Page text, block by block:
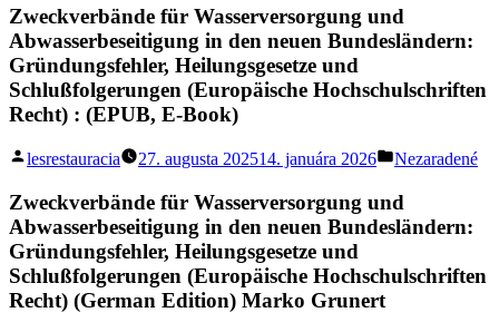
Zweckverbände für Wasserversorgung und
Abwasserbeseitigung in den neuen Bundesländern:
Gründungsfehler, Heilungsgesetze und
Schlußfolgerungen (Europäische Hochschulschriften
Recht) : (EPUB, E-Book)
Posted
lesrestauracia 27. augusta 202514. januára 2026
Posted
Nezaradené
Zweckverbände für Wasserversorgung und
Abwasserbeseitigung in den neuen Bundesländern:
Gründungsfehler, Heilungsgesetze und
Schlußfolgerungen (Europäische Hochschulschriften
Recht) (German Edition) Marko Grunert